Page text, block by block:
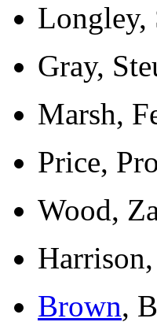
Longley,
Gray,
Marsh,
Price,
Wood,
Brown,